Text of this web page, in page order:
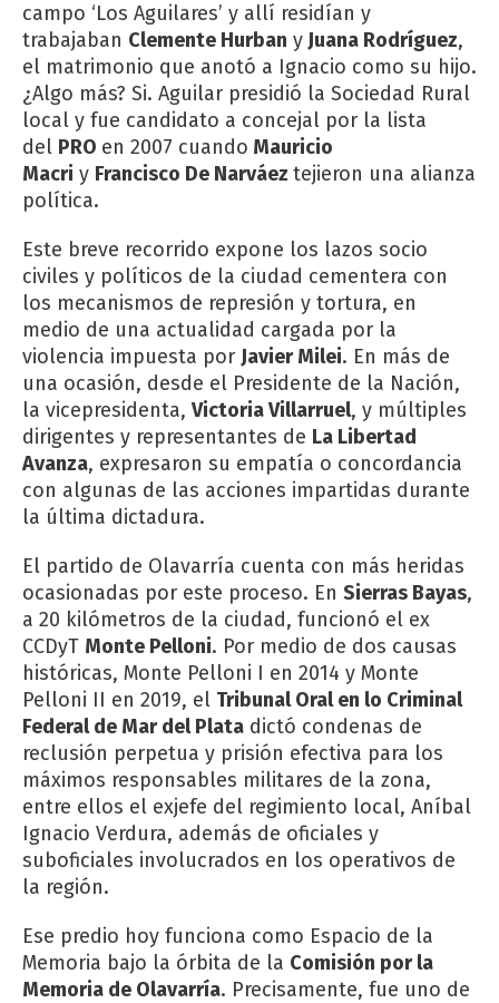
campo ‘Los Aguilares’ y allí residían y
trabajaban Clemente Hurban y Juana Rodríguez,
el matrimonio que anotó a Ignacio como su hijo.
¿Algo más? Si. Aguilar presidió la Sociedad Rural
local y fue candidato a concejal por la lista
del PRO en 2007 cuando Mauricio
Macri y Francisco De Narváez tejieron una alianza
política.
Este breve recorrido expone los lazos socio
civiles y políticos de la ciudad cementera con
los mecanismos de represión y tortura, en
medio de una actualidad cargada por la
violencia impuesta por Javier Milei. En más de
una ocasión, desde el Presidente de la Nación,
la vicepresidenta, Victoria Villarruel, y múltiples
dirigentes y representantes de La Libertad
Avanza, expresaron su empatía o concordancia
con algunas de las acciones impartidas durante
la última dictadura.
El partido de Olavarría cuenta con más heridas
ocasionadas por este proceso. En Sierras Bayas,
a 20 kilómetros de la ciudad, funcionó el ex
CCDyT Monte Pelloni. Por medio de dos causas
históricas, Monte Pelloni I en 2014 y Monte
Pelloni II en 2019, el Tribunal Oral en lo Criminal
Federal de Mar del Plata dictó condenas de
reclusión perpetua y prisión efectiva para los
máximos responsables militares de la zona,
entre ellos el exjefe del regimiento local, Aníbal
Ignacio Verdura, además de oficiales y
suboficiales involucrados en los operativos de
la región.
Ese predio hoy funciona como Espacio de la
Memoria bajo la órbita de la Comisión por la
Memoria de Olavarría. Precisamente, fue uno de